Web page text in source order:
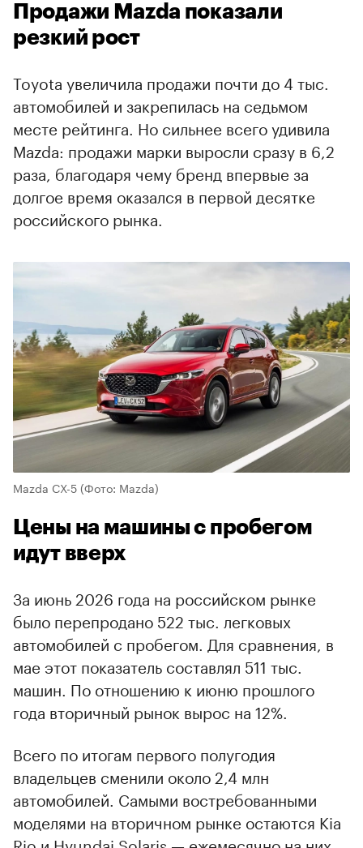
Продажи Mazda показали
резкий рост
Toyota увеличила продажи почти до 4 тыс.
автомобилей и закрепилась на седьмом
месте рейтинга. Но сильнее всего удивила
Mazda: продажи марки выросли сразу в 6,2
раза, благодаря чему бренд впервые за
долгое время оказался в первой десятке
российского рынка.
Mazda CX-5(Фото: Mazda)
Цены на машины с пробегом
идут вверх
За июнь 2026 года на российском рынке
было перепродано 522 тыс. легковых
автомобилей с пробегом. Для сравнения, в
мае этот показатель составлял 511 тыс.
машин. По отношению к июню прошлого
года вторичный рынок вырос на 12%.
Всего по итогам первого полугодия
владельцев сменили около 2,4 млн
автомобилей. Самыми востребованными
моделями на вторичном рынке остаются Kia